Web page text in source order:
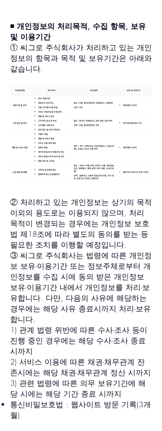
◾️ 개인정보의 처리목적, 수집 항목, 보유
및 이용기간
① 씨그로 주식회사가 처리하고 있는 개인
정보의 항목과 목적 및 보유기간은 아래와
같습니다.
② 처리하고 있는 개인정보는 상기의 목적
이외의 용도로는 이용되지 않으며, 처리
목적이 변경되는 경우에는 개인정보 보호
법 제18조에 따라 별도의 동의를 받는 등
필요한 조치를 이행할 예정입니다.
③ 씨그로 주식회사는 법령에 따른 개인정
보 보유∙이용기간 또는 정보주체로부터 개
인정보를 수집 시에 동의 받은 개인정보
보유∙이용기간 내에서 개인정보를 처리∙보
유합니다. 다만, 다음의 사유에 해당하는
경우에는 해당 사유 종료시까지 처리∙보유
합니다.
1) 관계 법령 위반에 따른 수사∙조사 등이
진행 중인 경우에는 해당 수사∙조사 종료
시까지
2) 서비스 이용에 따른 채권∙채무관계 잔
존시에는 해당 채권∙채무관계 정산 시까지
3) 관련 법령에 따른 의무 보유기간에 해
당 시에는 해당 기간 종료 시까지
통신비밀보호법 : 웹사이트 방문 기록(3개
월)